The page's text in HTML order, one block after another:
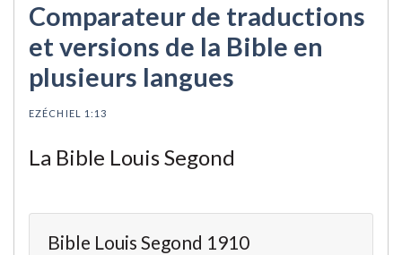
Comparateur de traductions
et versions de la Bible en
plusieurs langues
EZÉCHIEL 1:13
La Bible Louis Segond
Bible Louis Segond 1910